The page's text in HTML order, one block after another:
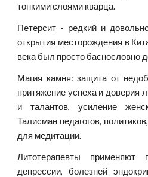
тонкими слоями кварца.
Петерсит - редкий и
открытия месторождения в
века был просто баснословно
Магия камня: защита от
притяжение успеха и доверия
и талантов, усиление
Талисман педагогов,
для медитации.
Литотерапевты применяют
депрессии, болезней